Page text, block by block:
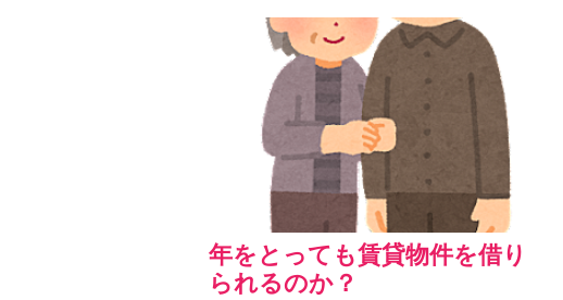
年をとっても賃貸物件を借り
られるのか？